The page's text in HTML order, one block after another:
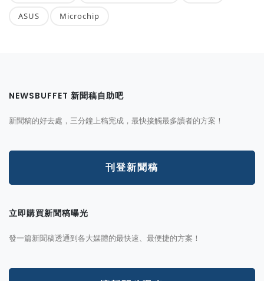
ASUS Microchip
NEWSBUFFET 新聞稿自助吧
新聞稿的好去處，三分鐘上稿完成，最快接觸最多讀者的方案！
刊登新聞稿
立即購買新聞稿曝光
發一篇新聞稿透通到各大媒體的最快速、最便捷的方案！